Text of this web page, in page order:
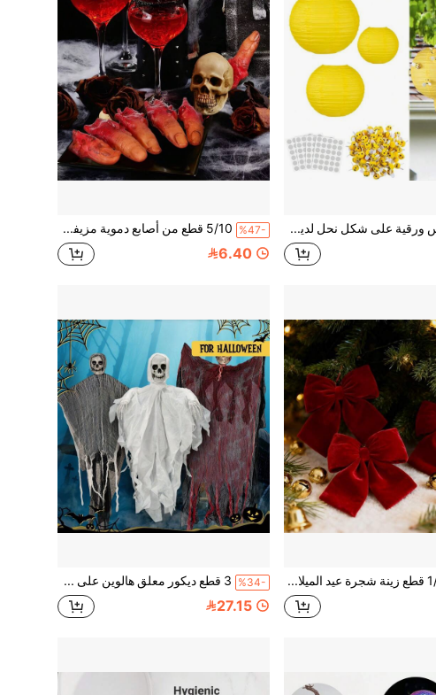
فوانيس ورقية على شكل نحل لديكور الحفلات، أكياس ورقية مضيئة، 6 بوصة، 8 بوصة، 10 بوصة، فوانيس ورقية صفراء مع نحل ثلاثي الأبعاد، ديكور معلق، مناسب لحفلات أعياد الميلاد، حفلة النحل السعيد، مهرجان إنقاذ النحل، حرف يدوية داخلية/خارجية، لا تتطلب كهرباء %47- 5/10 قطع من أصابع دموية مزيفة للهالوين، أصابع مزيفة واقعية، ديكور دموي للهالوين لحفلات المقالب
6.40
1/3/5 قطع زينة شجرة عيد الميلاد على شكل فيونكة، ديكور عيد الميلاد السعيد للمنزل 2026، زينة معلقة لعيد الميلاد، هدية رأس السنة 2027 %34- 3 قطع ديكور معلق هالوين على شكل حاصد الأرواح والهيكل العظمي، إكسسوارات منزل مسكون من البوليستر، مناسبة للديكور الداخلي والخارجي
27.15